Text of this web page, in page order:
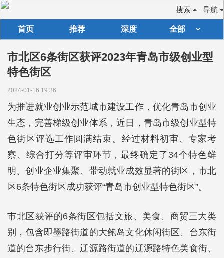
导航
搜索
首页 推荐 深度 全部
市北区6条街区获评2023年青岛市级创业型
特色街区
2024-01-16 19:36
为推进就业创业示范城市建设工作，优化青岛市创业
生态，完善梯级创业体系，近日，青岛市级创业型特
色街区评选工作圆满结束。经过材料初审、专家考
察、综合打分等评审环节，最终确定了34个特色鲜
明、创业企业集聚、带动就业成效显著的街区，市北
区6条特色街区成功获评“青岛市创业型特色街区”。
市北区获评的6条街区包括文旅、美食、商贸三大类
别，包含即墨路街道的大鲍岛文化休闲街区、台东街
道的台东步行街、辽源路街道的辽源路特色美食街、